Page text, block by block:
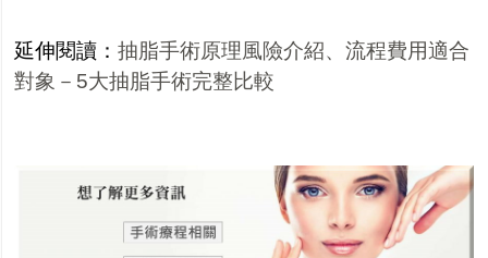
延伸閱讀：抽脂手術原理風險介紹、流程費用適合
對象－5大抽脂手術完整比較